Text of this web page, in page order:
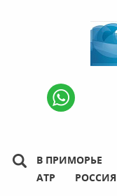
В ПРИМОРЬЕ
АТР
РОССИЯ